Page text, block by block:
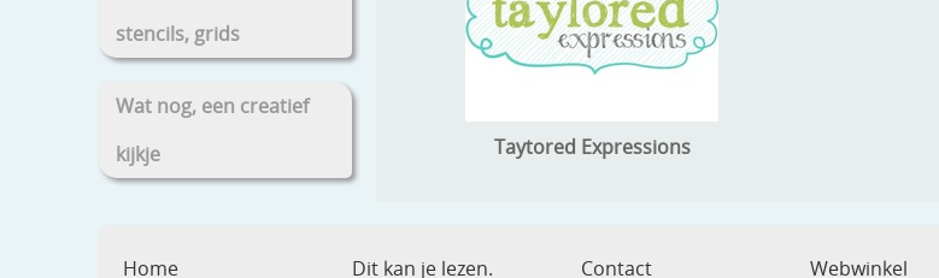
stencils, grids
Wat nog, een creatief
kijkje
Taytored Expressions
Home Dit kan je lezen. Contact Webwinkel